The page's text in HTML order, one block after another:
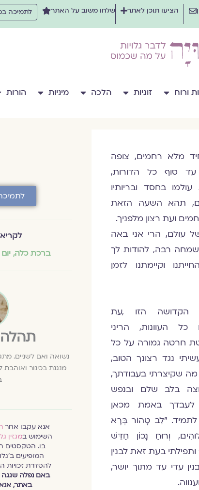
הציעו תוכן לאתר שלחו משוב על האתר לתמיכה
ורוח זוגיות הלכה מיניות הורות
מלא רחמים, צופה
עד סוף כל הדורות,
עולמו בחסד ובריותיו
תהא השעה הזאת
ועת רצון מלפניך.
של עולם, הרי אני באה
רבה, להודות לך
וקיימתנו לזמן
הקדושה הזו ,עת
כל העוונות, הריני
חרטה גמורה על כל
נגד רצונך הטוב,
מה שקיצרתי בעבודתך,
בלב שלם ובנפש
באמת מכאן
לתמיד. "לֵב טָהוֹר בְּרָא
וְרוּחַ נָכוֹן חַדֵּשׁ
בעת זאת לבנין
עדי עד מתוך יושר,
ברכת כלה,
נשואה ואם לשניים.
מנגנת בכינור
אנא עקבו אחר
השימוש במגזין
בו. הטקסטים
המופיעים
להסדרת זכויות
באם נפלה שגגה
באתר,